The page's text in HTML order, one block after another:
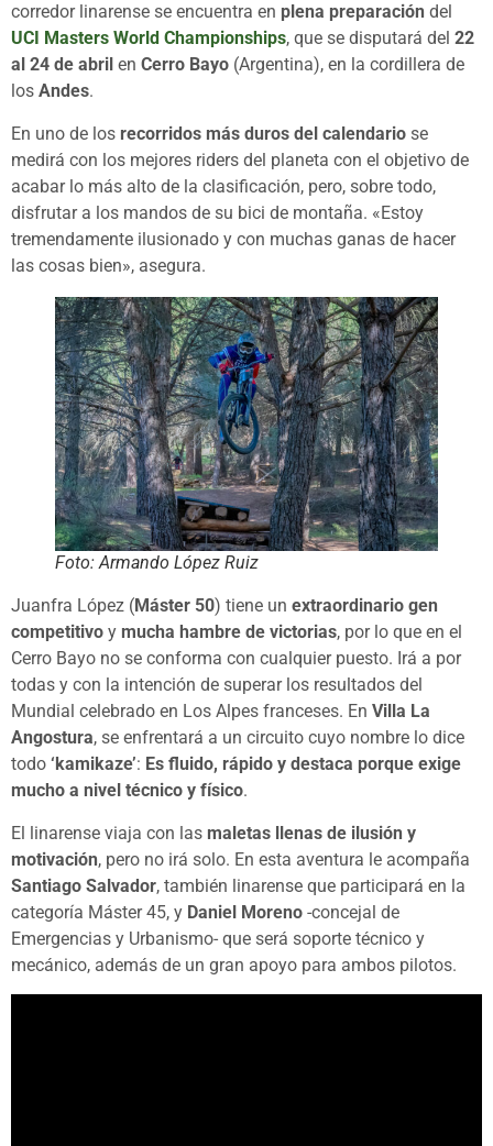
corredor linarense se encuentra en plena preparación del
UCI Masters World Championships, que se disputará del 22
al 24 de abril en Cerro Bayo (Argentina), en la cordillera de
los Andes.
En uno de los recorridos más duros del calendario se
medirá con los mejores riders del planeta con el objetivo de
acabar lo más alto de la clasificación, pero, sobre todo,
disfrutar a los mandos de su bici de montaña. «Estoy
tremendamente ilusionado y con muchas ganas de hacer
las cosas bien», asegura.
Foto: Armando López Ruiz
Juanfra López (Máster 50) tiene un extraordinario gen
competitivo y mucha hambre de victorias, por lo que en el
Cerro Bayo no se conforma con cualquier puesto. Irá a por
todas y con la intención de superar los resultados del
Mundial celebrado en Los Alpes franceses. En Villa La
Angostura, se enfrentará a un circuito cuyo nombre lo dice
todo ‘kamikaze’: Es fluido, rápido y destaca porque exige
mucho a nivel técnico y físico.
El linarense viaja con las maletas llenas de ilusión y
motivación, pero no irá solo. En esta aventura le acompaña
Santiago Salvador, también linarense que participará en la
categoría Máster 45, y Daniel Moreno -concejal de
Emergencias y Urbanismo- que será soporte técnico y
mecánico, además de un gran apoyo para ambos pilotos.